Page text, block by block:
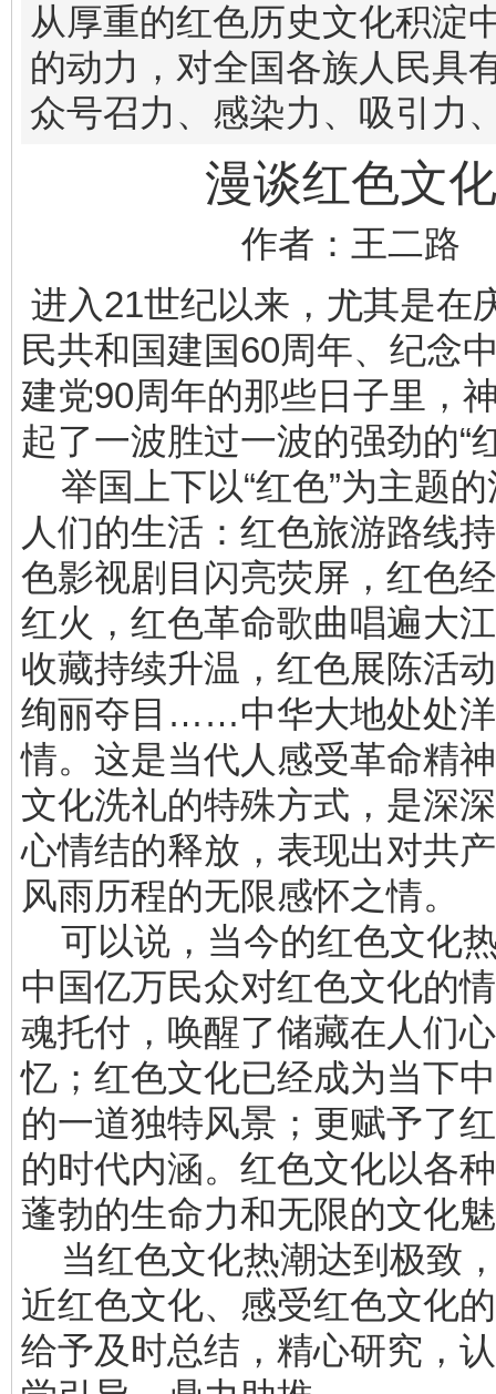
从厚重的红色历史文化积淀
的动力，对全国各族人民具
众号召力、感染力、吸引力
漫谈红色文化
作者：王二路
进入21世纪以来，尤其是在
民共和国建国60周年、纪念
建党90周年的那些日子里，
起了一波胜过一波的强劲的“
举国上下以“红色”为主题
人们的生活：红色旅游路线
色影视剧目闪亮荧屏，红色
红火，红色革命歌曲唱遍大
收藏持续升温，红色展陈活
绚丽夺目……中华大地处处
情。这是当代人感受革命精
文化洗礼的特殊方式，是深
心情结的释放，表现出对共
风雨历程的无限感怀之情。
可以说，当今的红色文化
中国亿万民众对红色文化的
魂托付，唤醒了储藏在人们
忆；红色文化已经成为当下
的一道独特风景；更赋予了
的时代内涵。红色文化以各
蓬勃的生命力和无限的文化
当红色文化热潮达到极致
近红色文化、感受红色文化
给予及时总结，精心研究，